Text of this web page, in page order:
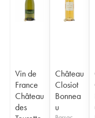
Vin de
France
Château
des
Château
Closiot
Bonnea
u